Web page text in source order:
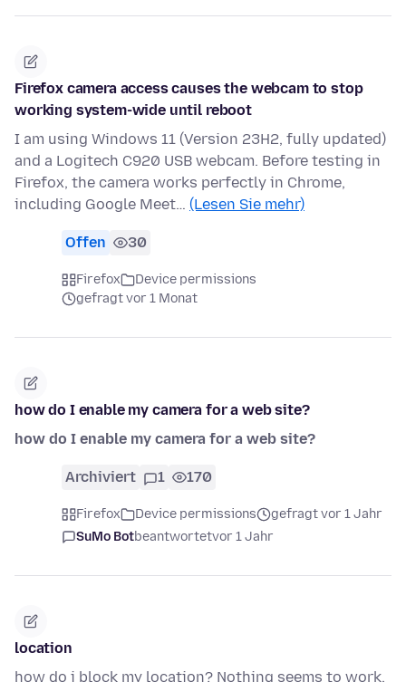
Firefox camera access causes the webcam to stop
working system-wide until reboot
I am using Windows 11 (Version 23H2, fully updated)
and a Logitech C920 USB webcam. Before testing in
Firefox, the camera works perfectly in Chrome,
including Google Meet… (Lesen Sie mehr)
Offen 30
Firefox
Device permissions
gefragt vor 1 Monat
how do I enable my camera for a web site?
how do I enable my camera for a web site?
Archiviert 1 170
Firefox Device permissions
gefragt vor 1 Jahr
SuMo Botbeantwortetvor 1 Jahr
location
how do i block my location? Nothing seems to work.